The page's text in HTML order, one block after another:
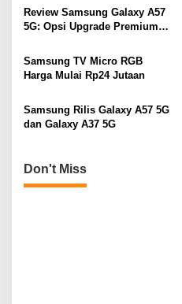
g
a
t
i
o
n
Review Samsung Galaxy A57
5G: Opsi Upgrade Premium
Samsung TV Micro RGB
Harga Mulai Rp24 Jutaan
Samsung Rilis Galaxy A57 5G
dan Galaxy A37 5G
Don't Miss